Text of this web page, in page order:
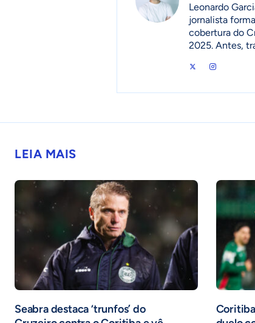
Leonardo
jornalista
cobertura do
2025. Antes,
LEIA MAIS
Seabra destaca ‘trunfos’ do